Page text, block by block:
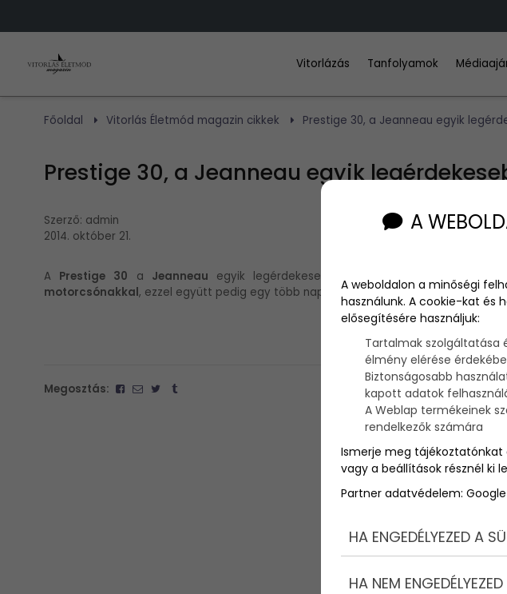
Vitorlázás Tanfolyamok
Főoldal Vitorlás Életmód magazin cikkek Prestige 30, a Jeanneau egyik
Prestige 30, a Jeanneau egyik
Szerző: admin
2014. október 21.
A Prestige 30 a Jeanneau egyik legérdekesebb hajója : úgy lehet
motorcsónakkal, ezzel együtt pedig egy több napos családi kirándulásrais
Megosztás:
A
A weboldalon a minőségi
használunk. A cookie-kat és
elősegítésére használjuk:
Tartalmak szolgáltatása
élmény elérése
Biztonságosabb
kapott adatok
A Weblap termékeinek
rendelkezők számára
Ismerje meg tájékoztatónkat
vagy a beállítások résznél ki
Partner adatvédelem:
HA ENGEDÉLYEZED A
HA NEM